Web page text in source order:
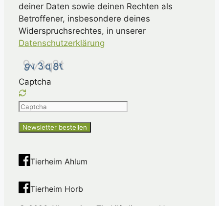
deiner Daten sowie deinen Rechten als
Betroffener, insbesondere deines
Widerspruchsrechtes, in unserer
Datenschutzerklärung
Captcha
Please
the
shown
in
the
CAPTCHA
to
Tierheim Ahlum
Tierheim Horb